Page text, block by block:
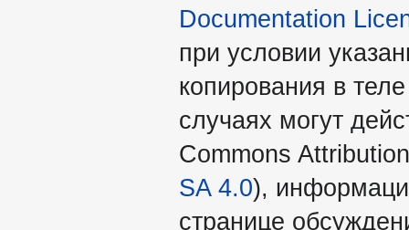
Documentation
при условии
копирования в
случаях могут
Commons
SA 4.0),
странице